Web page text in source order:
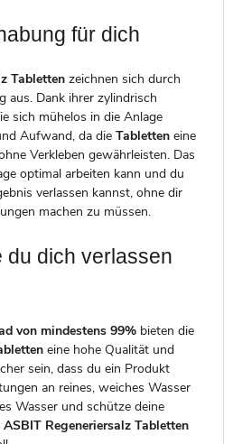
für dich
Tablettenzeichnen sich durch
aus. Dank ihrer zylindrisch
sich mühelos in die Anlage
Aufwand, da die Tabletteneine
Verkleben gewährleisten. Das
optimal arbeiten kann und du
verlassen kannst, ohne dir
machen zu müssen.
du dich verlassen
von mindestens 99%bieten die
eine hohe Qualität und
sein, dass du ein Produkt
an reines, weiches Wasser
Wasser und schütze deine
ASBIT Regeneriersalz Tabletten